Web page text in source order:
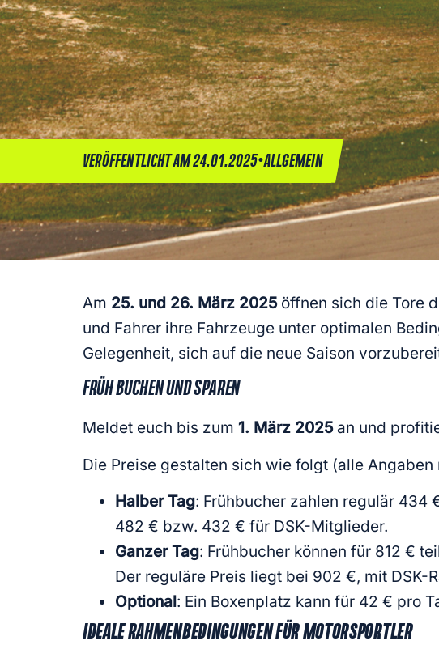
VERÖFFENTLICHT AM 24.01.2025•ALLGEMEIN
Am 25. und 26. März 2025öffnen sich die Tore
und Fahrer ihre Fahrzeuge unter optimalen
Gelegenheit, sich auf die neue Saison
FRÜH BUCHEN UND SPAREN
Meldet euch bis zum 1. März 2025an und
Die Preise gestalten sich wie folgt (alle Angaben
Halber Tag: Frühbucher zahlen regulär 434
482 € bzw. 432 € für DSK-Mitglieder.
Ganzer Tag: Frühbucher können für 812 €
Der reguläre Preis liegt bei 902 €, mit DSK-
Optional: Ein Boxenplatz kann für 42 € pro
IDEALE RAHMENBEDINGUNGEN FÜR MOTORSPORTLER